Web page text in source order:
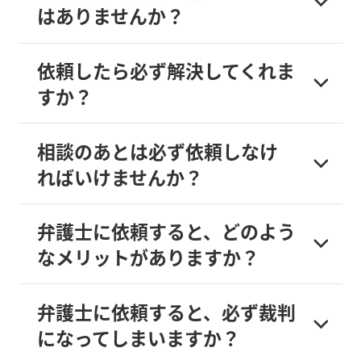
はありませんか？
依頼したら必ず解決してくれま
すか？
相談のあとは必ず依頼しなけ
ればいけませんか？
弁護士に依頼すると、どのよう
なメリットがありますか？
弁護士に依頼すると、必ず裁判
になってしまいますか？